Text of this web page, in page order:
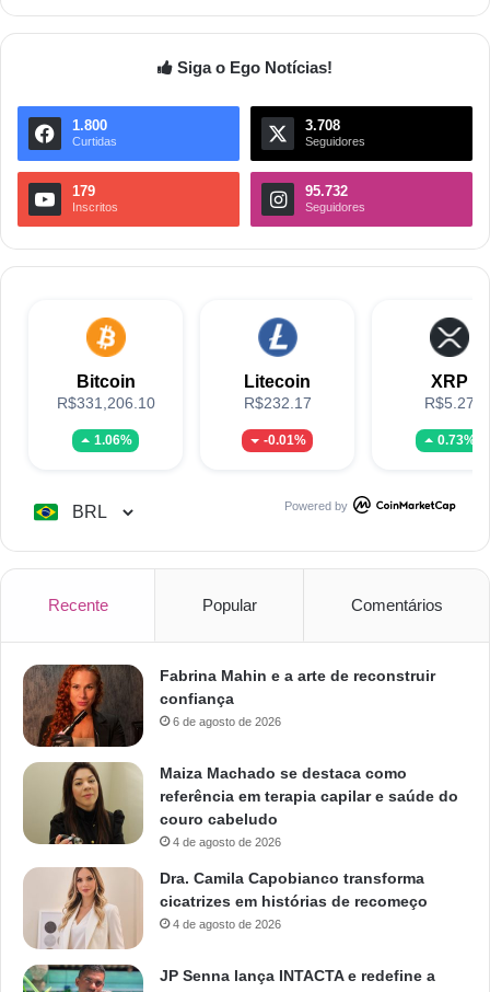
Siga o Ego Notícias!
1.800
Curtidas
3.708
Seguidores
179
Inscritos
95.732
Seguidores
Bitcoin
R$331,206.10
1.06%
Litecoin
R$232.17
-0.01%
XRP
R$5.27
0.73%
Powered by
Recente Popular Comentários
Fabrina Mahin e a arte de reconstruir
confiança
6 de agosto de 2026
Maiza Machado se destaca como
referência em terapia capilar e saúde do
couro cabeludo
4 de agosto de 2026
Dra. Camila Capobianco transforma
cicatrizes em histórias de recomeço
4 de agosto de 2026
JP Senna lança INTACTA e redefine a